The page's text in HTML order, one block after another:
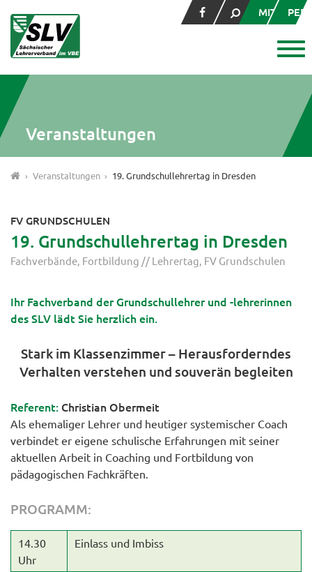
MITGLIED
Veranstaltungen
Veranstaltungen 19. Grundschullehrertag in Dresden
FV GRUNDSCHULEN
19. Grundschullehrertag in Dresden
Fachverbände Fortbildung // Lehrertag FV Grundschulen
Ihr Fachverband der Grundschullehrer und -lehrerinnen
des SLV lädt Sie herzlich ein.
Stark im Klassenzimmer – Herausforderndes
Verhalten verstehen und souverän begleiten
Referent: Christian Obermeit
Als ehemaliger Lehrer und heutiger systemischer Coach
verbindet er eigene schulische Erfahrungen mit seiner
aktuellen Arbeit in Coaching und Fortbildung von
pädagogischen Fachkräften.
PROGRAMM:
14.30
Uhr
Einlass und Imbiss